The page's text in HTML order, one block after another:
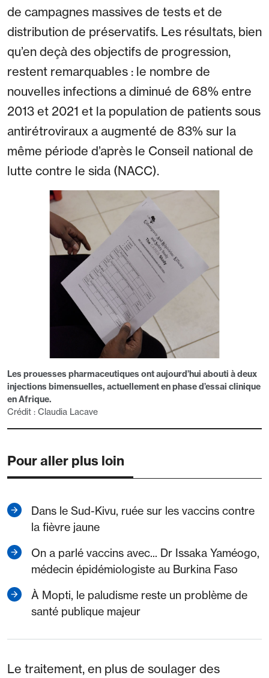
de campagnes massives de tests et de
distribution de préservatifs. Les résultats, bien
qu’en deçà des objectifs de progression,
restent remarquables : le nombre de
nouvelles infections a diminué de 68% entre
2013 et 2021 et la population de patients sous
antirétroviraux a augmenté de 83% sur la
même période d’après le Conseil national de
lutte contre le sida (NACC).
Les prouesses pharmaceutiques ont aujourd’hui abouti à deux
injections bimensuelles, actuellement en phase d’essai clinique
en Afrique.
Crédit : Claudia Lacave
Pour aller plus loin
Dans le Sud-Kivu, ruée sur les vaccins contre
la fièvre jaune
On a parlé vaccins avec... Dr Issaka Yaméogo,
médecin épidémiologiste au Burkina Faso
À Mopti, le paludisme reste un problème de
santé publique majeur
Le traitement, en plus de soulager des